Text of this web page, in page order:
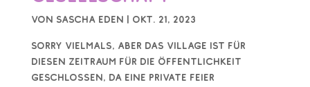
von Sascha Eden | Okt. 21, 2023
Sorry vielmals, aber das Village ist für
diesen Zeitraum für die Öffentlichkeit
geschlossen, da eine private Feier